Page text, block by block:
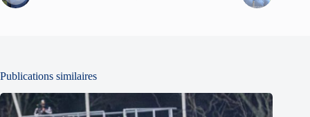
Publications similaires